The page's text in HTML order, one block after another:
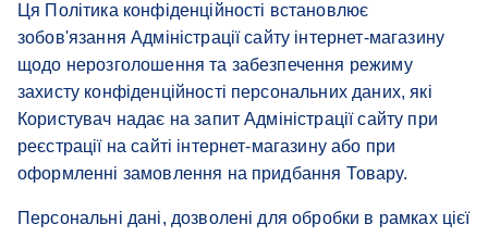
Ця Політика конфіденційності встановлює
зобов'язання Адміністрації сайту інтернет-магазину
щодо нерозголошення та забезпечення режиму
захисту конфіденційності персональних даних, які
Користувач надає на запит Адміністрації сайту при
реєстрації на сайті інтернет-магазину або при
оформленні замовлення на придбання Товару.
Персональні дані, дозволені для обробки в рамках цієї